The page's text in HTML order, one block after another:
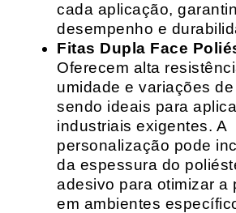
cada aplicação,
desempenho e
Fitas Dupla Face
Oferecem alta
umidade e variações
sendo ideais para
industriais exigentes. A
personalização pode
da espessura do
adesivo para otimizar a
em ambientes